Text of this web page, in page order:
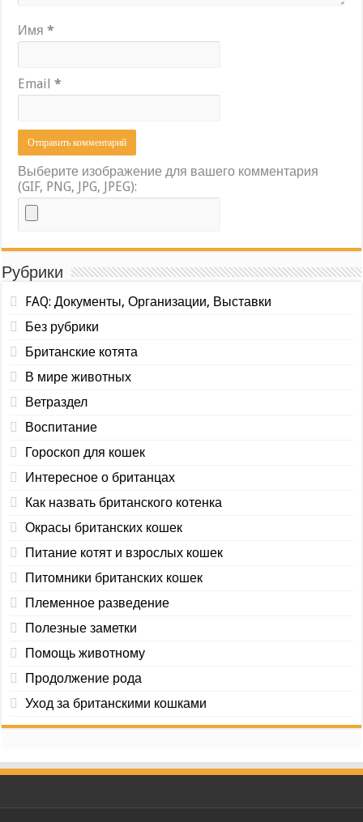
Имя*
Email*
Выберите изображение для вашего комментария
(GIF, PNG, JPG, JPEG):
Рубрики
FAQ: Документы, Организации, Выставки
Без рубрики
Британские котята
В мире животных
Ветраздел
Воспитание
Гороскоп для кошек
Интересное о британцах
Как назвать британского котенка
Окрасы британских кошек
Питание котят и взрослых кошек
Питомники британских кошек
Племенное разведение
Полезные заметки
Помощь животному
Продолжение рода
Уход за британскими кошками